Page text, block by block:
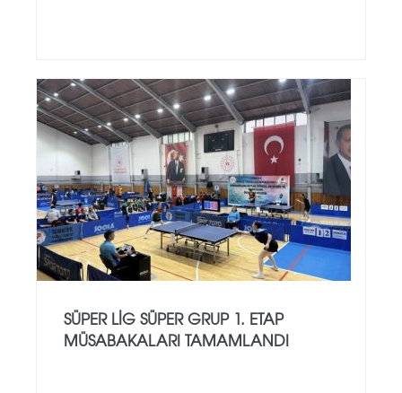
SÜPER LIG SÜPER GRUP 1. ETAP
MÜSABAKALARI TAMAMLANDI